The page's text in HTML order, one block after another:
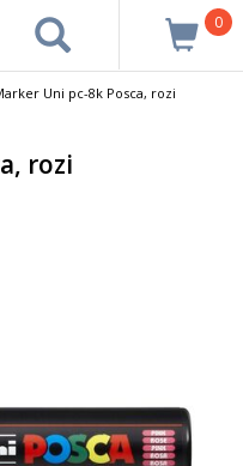
0
Uni pc-8k Posca, rozi
rozi